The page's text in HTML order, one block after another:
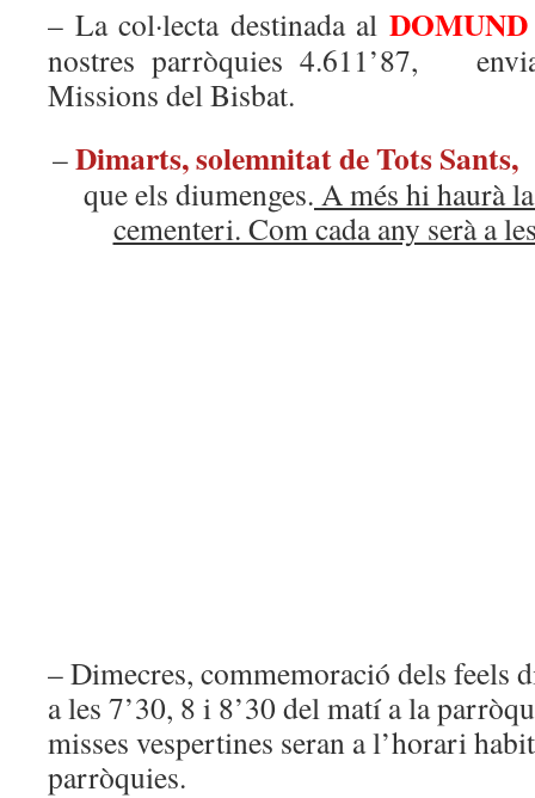
– La col·lecta destinada al DOMUND
nostres parròquies 4.611’87,
Missions del Bisbat.
–Dimarts, solemnitat de Tots
que els diumenges. A més hi haurà
cementeri. Com cada any serà a
– Dimecres, commemoració dels feels
a les 7’30, 8 i 8’30 del matí a la
misses vespertines seran a l’horari
parròquies.